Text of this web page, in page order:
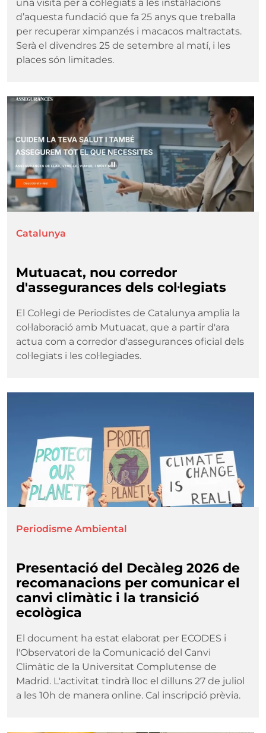
una visita per a col·legiats a les instal·lacions
d’aquesta fundació que fa 25 anys que treballa
per recuperar ximpanzés i macacos maltractats.
Serà el divendres 25 de setembre al matí, i les
places són limitades.
Imatge
Catalunya
Mutuacat, nou corredor
d'assegurances dels col·legiats
El Col·legi de Periodistes de Catalunya amplia la
col·laboració amb Mutuacat, que a partir d'ara
actua com a corredor d'assegurances oficial dels
col·legiats i les col·legiades.
Periodisme Ambiental
Presentació del Decàleg 2026 de
recomanacions per comunicar el
canvi climàtic i la transició
ecològica
El document ha estat elaborat per ECODES i
l'Observatori de la Comunicació del Canvi
Climàtic de la Universitat Complutense de
Madrid. L'activitat tindrà lloc el dilluns 27 de juliol
a les 10h de manera online. Cal inscripció prèvia.